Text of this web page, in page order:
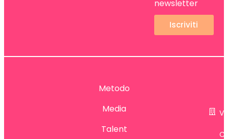
newsletter
Iscriviti
Metodo
Media
Talent